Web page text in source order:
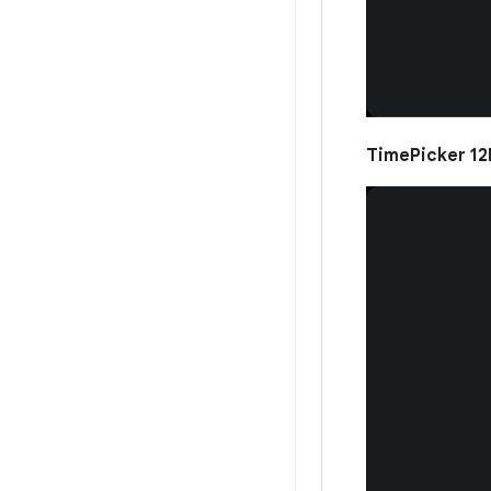
TimePicker